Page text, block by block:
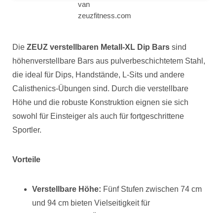
Die ZEUZ verstellbaren Metall-XL Dip Bars sind
höhenverstellbare Bars aus pulverbeschichtetem Stahl,
die ideal für Dips, Handstände, L-Sits und andere
Calisthenics-Übungen sind. Durch die verstellbare
Höhe und die robuste Konstruktion eignen sie sich
sowohl für Einsteiger als auch für fortgeschrittene
Sportler.
Vorteile
Verstellbare Höhe: Fünf Stufen zwischen 74 cm
und 94 cm bieten Vielseitigkeit für